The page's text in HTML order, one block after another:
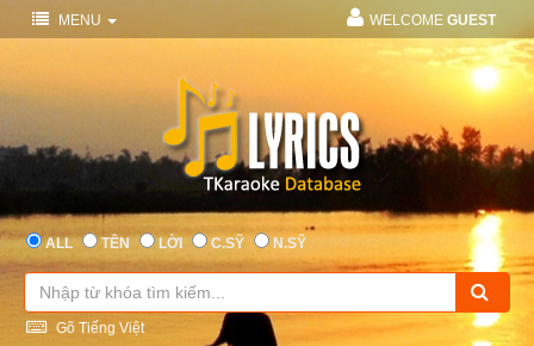
MENU WELCOME GUEST
ALL TÊN LỜI C.SỸ N.SỸ
Gõ Tiếng Việt